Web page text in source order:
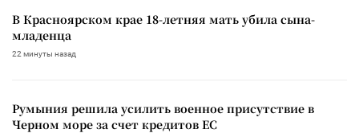
В Красноярском крае 18-летняя мать убила сына-
младенца
22 минуты назад
Румыния решила усилить военное присутствие в
Черном море за счет кредитов ЕС